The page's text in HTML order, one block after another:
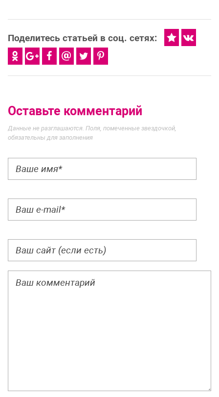
Поделитесь статьей в соц. сетях:
Оставьте комментарий
Данные не разглашаются. Поля, помеченные звездочкой,
обязательны для заполнения